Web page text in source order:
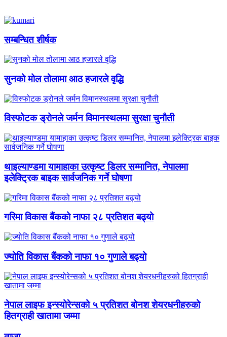
सम्बन्धित शीर्षक
सुनको मोल तोलामा आठ हजारले वृद्धि
विस्फोटक ड्रोनले जर्मन विमानस्थलमा सुरक्षा चुनौती
थाइल्याण्डमा यामाहाका उत्कृष्ट डिलर सम्मानित, नेपालमा
इलेक्ट्रिक बाइक सार्वजनिक गर्ने घोषणा
गरिमा विकास बैंकको नाफा २८ प्रतिशत बढ्यो
ज्योति विकास बैंकको नाफा १० गुणाले बढ्यो
नेपाल लाइफ इन्स्योरेन्सको ५ प्रतिशत बोनश शेयरधनीहरुको
हितग्राही खातामा जम्मा